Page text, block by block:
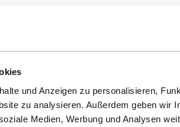
und Anzeigen zu personalisieren,
zu analysieren. Außerdem geben wir
Medien, Werbung und Analysen